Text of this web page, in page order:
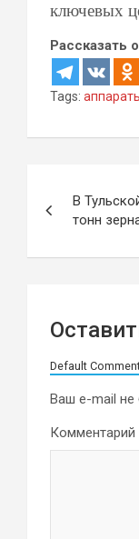
ключевых
Рассказать
Tags:
по
записям
В
тонн
Default
Ваш e-mail не
Комментарий